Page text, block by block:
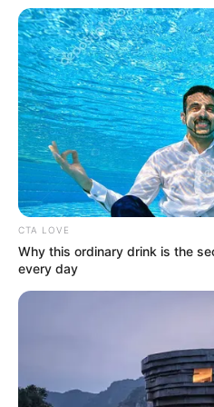
Baca juga:Biodata, Profil, dan
CTA LOVE
Why this ordinary drink is the
every day